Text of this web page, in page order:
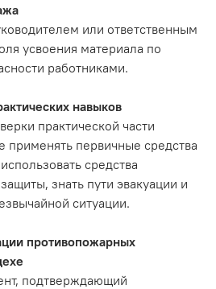
или ответственным
усвоения материала по
работниками.
навыков
практической части
применять первичные средства
средства
знать пути эвакуации и
ситуации.
противопожарных
подтверждающий